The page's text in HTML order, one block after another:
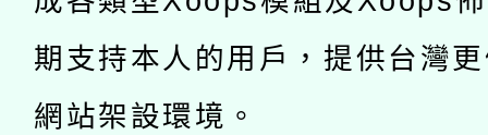
用水績優單位及節水達
動」
桃園市孔廟祈福系列
開 智慧啟航」
2026年桃園地景藝術
期支持本人的用戶，提供台灣
網站架設環境。